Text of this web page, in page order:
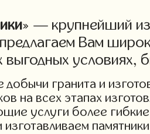
» — крупнейший
Вам
выгодных условиях,
гранита и
на всех этапах
услуги более